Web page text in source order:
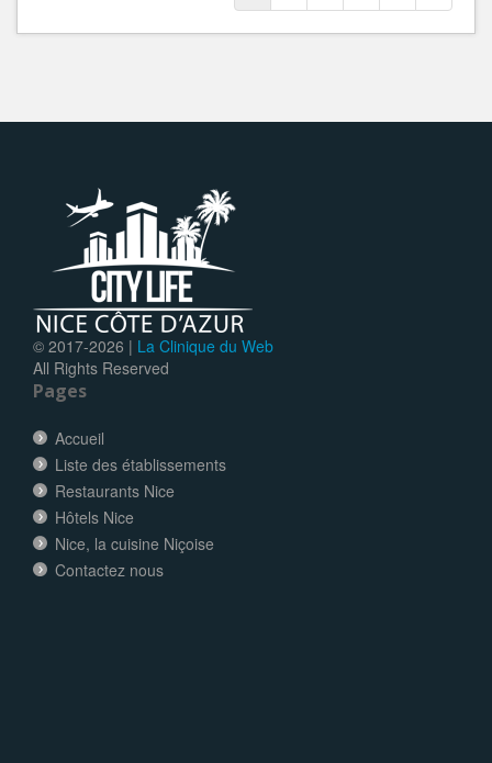
© 2017-2026 | La Clinique du Web
All Rights Reserved
Pages
Accueil
Liste des établissements
Restaurants Nice
Hôtels Nice
Nice, la cuisine Niçoise
Contactez nous